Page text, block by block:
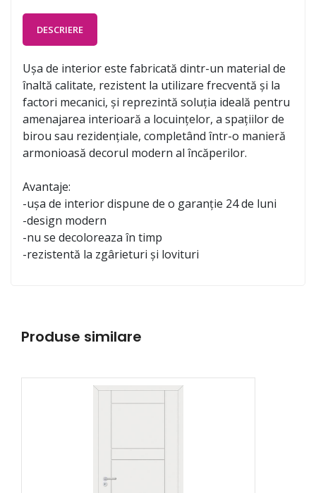
DESCRIERE
Ușa de interior este fabricată dintr-un material de
înaltă calitate, rezistent la utilizare frecventă și la
factori mecanici, și reprezintă soluția ideală pentru
amenajarea interioară a locuințelor, a spațiilor de
birou sau rezidențiale, completând într-o manieră
armonioasă decorul modern al încăperilor.
Avantaje:
-ușa de interior dispune de o garanție 24 de luni
-design modern
-nu se decoloreaza în timp
-rezistentă la zgârieturi și lovituri
Produse similare